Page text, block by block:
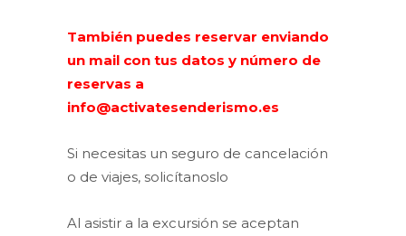
También puedes reservar enviando
un mail con tus datos y número de
reservas a
info@activatesenderismo.es
Si necesitas un seguro de cancelación
o de viajes, solicítanoslo
Al asistir a la excursión se aceptan